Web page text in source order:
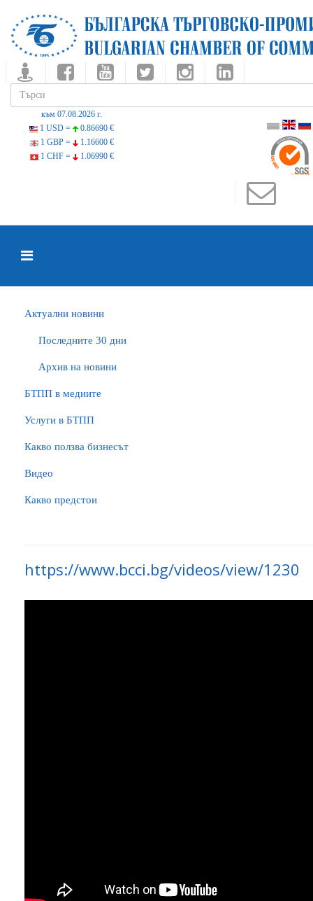
към 07.08.2026 г.
1 USD =
0.86690 €
1 GBP =
1.16600 €
1 CHF =
1.06990 €
Актуални новини
Последните 30 дни
Архив на новини
БTПП в медиите
Услуги в БТПП
Какво ползва бизнесът
Видео
Какво предстои
https://www.bcci.bg/videos/view/1230